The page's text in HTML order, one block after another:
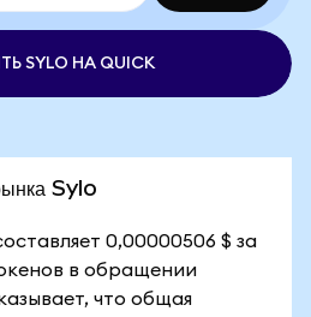
SYLO НА QUICK
Sylo
0,00000506 $ за
в обращении
что общая